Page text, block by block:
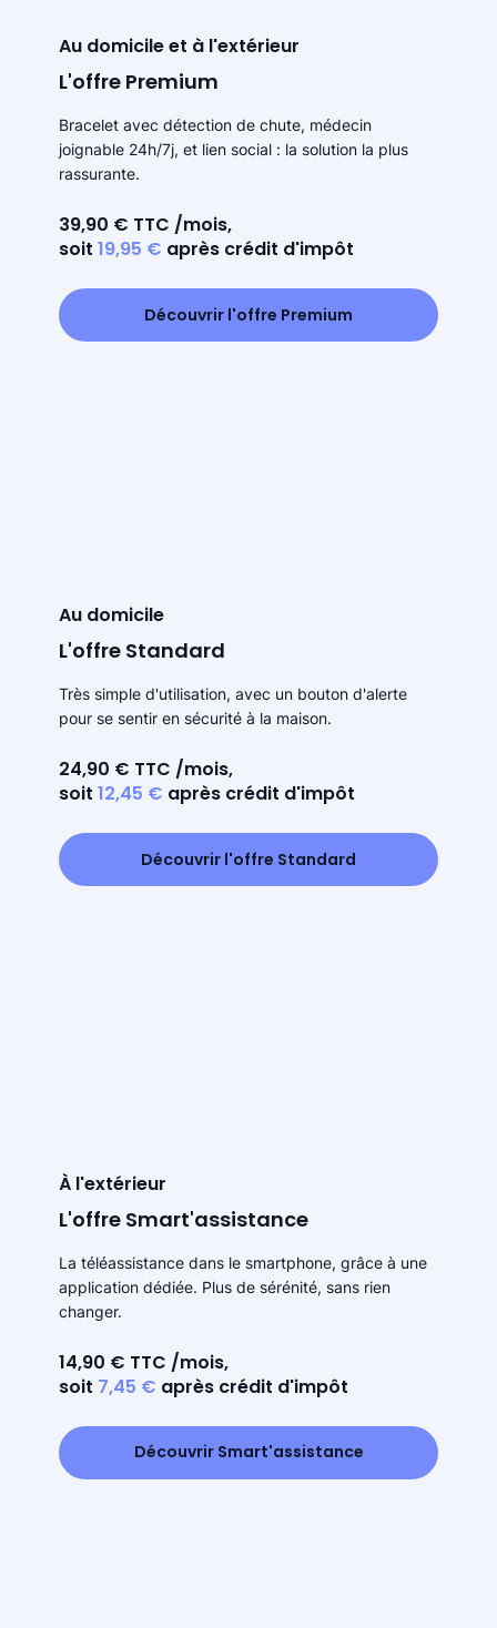
Au domicile et à l'extérieur
L'offre Premium
Bracelet avec détection de chute, médecin
joignable 24h/7j, et lien social : la solution la plus
rassurante.
39,90 € TTC /mois,
soit 19,95 € après crédit d'impôt
Découvrir l'offre Premium
Au domicile
L'offre Standard
Très simple d'utilisation, avec un bouton d'alerte
pour se sentir en sécurité à la maison.
24,90 € TTC /mois,
soit 12,45 € après crédit d'impôt
Découvrir l'offre Standard
À l'extérieur
L'offre Smart'assistance
La téléassistance dans le smartphone, grâce à une
application dédiée. Plus de sérénité, sans rien
changer.
14,90 € TTC /mois,
soit 7,45 € après crédit d'impôt
Découvrir Smart'assistance